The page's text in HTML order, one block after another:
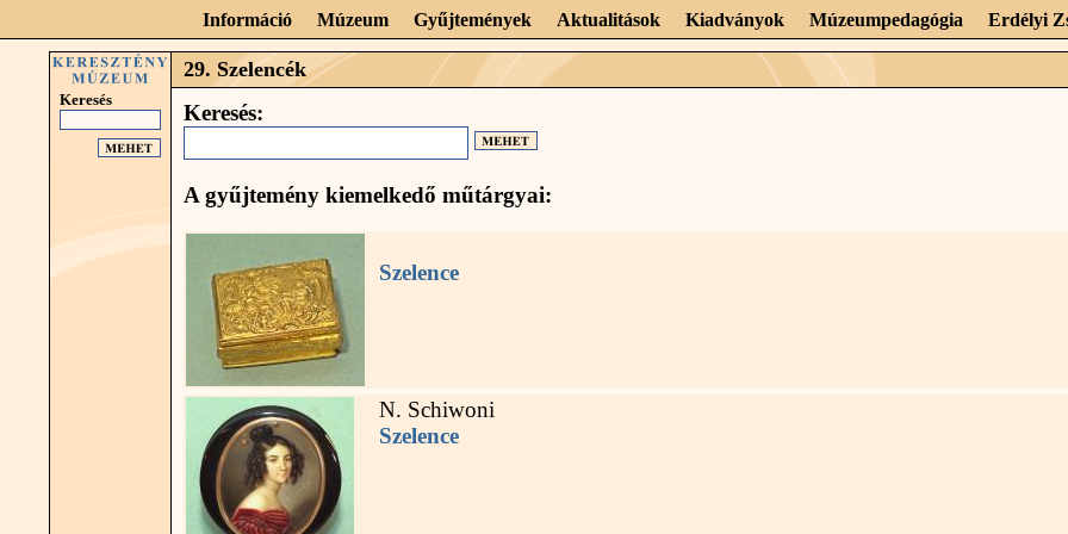
Információ Múzeum Gyűjtemények Aktualitások Kiadványok Múzeumpedagógia Erdélyi
Keresés
29. Szelencék
Keresés:
A gyűjtemény kiemelkedő műtárgyai:
Szelence
N. Schiwoni
Szelence